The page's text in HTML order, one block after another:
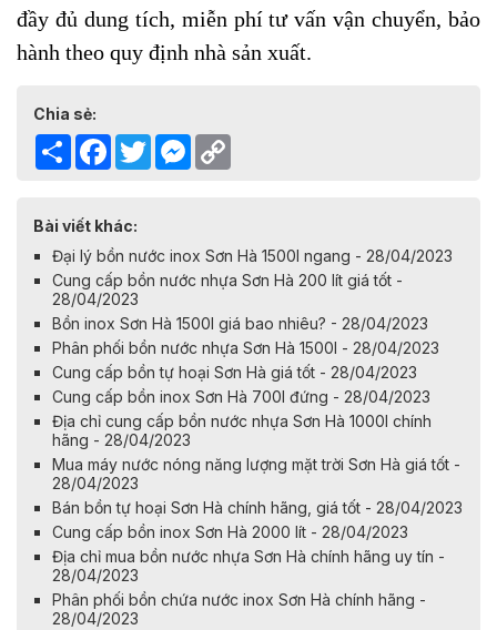
đầy đủ dung tích, miễn phí tư vấn vận chuyển, bảo
hành theo quy định nhà sản xuất.
Chia sẻ:
Share Facebook
TwitterMessenger
Bài viết khác:
Đại lý bồn nước inox Sơn Hà 1500l ngang - 28/04/2023
Cung cấp bồn nước nhựa Sơn Hà 200 lít giá tốt -
28/04/2023
Bồn inox Sơn Hà 1500l giá bao nhiêu? - 28/04/2023
Phân phối bồn nước nhựa Sơn Hà 1500l - 28/04/2023
Cung cấp bồn tự hoại Sơn Hà giá tốt - 28/04/2023
Cung cấp bồn inox Sơn Hà 700l đứng - 28/04/2023
Địa chỉ cung cấp bồn nước nhựa Sơn Hà 1000l chính
hãng - 28/04/2023
Mua máy nước nóng năng lượng mặt trời Sơn Hà giá tốt -
28/04/2023
Bán bồn tự hoại Sơn Hà chính hãng, giá tốt - 28/04/2023
Cung cấp bồn inox Sơn Hà 2000 lít - 28/04/2023
Địa chỉ mua bồn nước nhựa Sơn Hà chính hãng uy tín -
28/04/2023
Phân phối bồn chứa nước inox Sơn Hà chính hãng -
28/04/2023